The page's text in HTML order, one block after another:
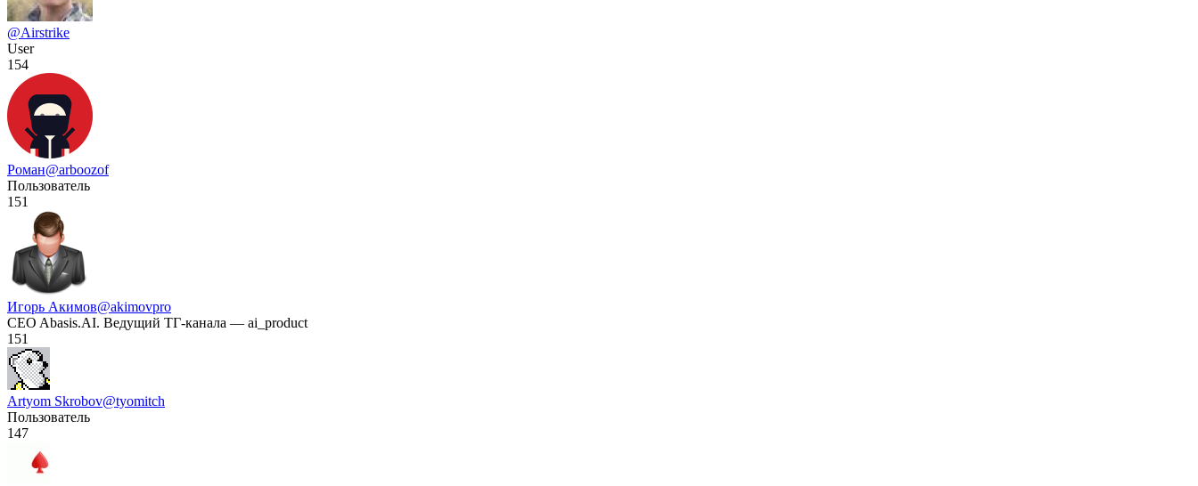
@Airstrike
User
154
Роман@arboozof
Пользователь
151
Игорь Акимов@akimovpro
CEO Abasis.AI. Ведущий ТГ-канала — ai_product
151
Artyom Skrobov@tyomitch
Пользователь
147